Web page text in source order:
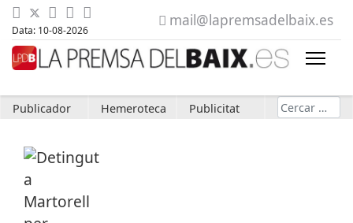
Data: 10-08-2026
mail@lapremsadelbaix.es
Publicador Hemeroteca Publicitat Cerca